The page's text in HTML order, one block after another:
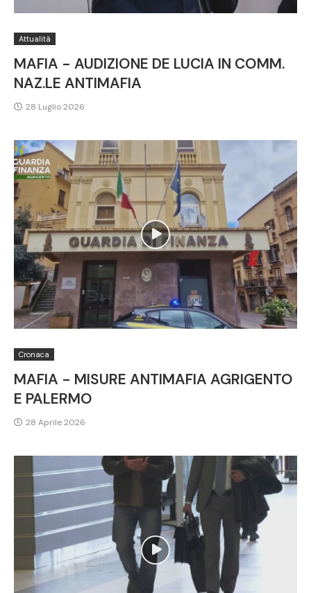
Attualità
MAFIA - AUDIZIONE DE LUCIA IN COMM.
NAZ.LE ANTIMAFIA
28 Luglio 2026
Cronaca
MAFIA - MISURE ANTIMAFIA AGRIGENTO
E PALERMO
28 Aprile 2026